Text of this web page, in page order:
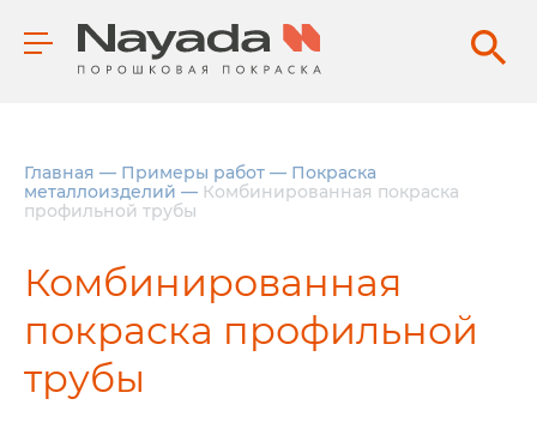
Главная — Примеры работ — Покраска
металлоизделий — Комбинированная покраска
профильной трубы
Комбинированная
покраска профильной
трубы